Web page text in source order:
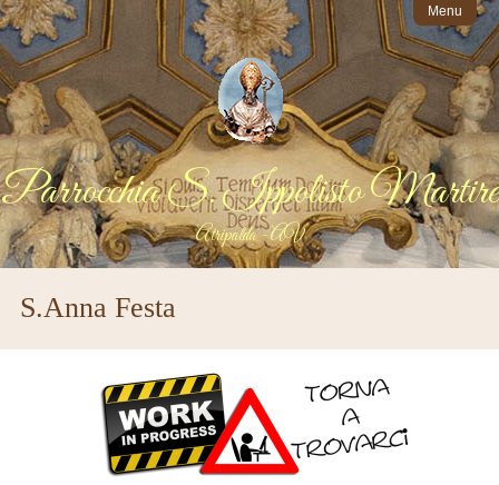
Menu
Parrocchia S. Ippolisto Martire
Atripalda - AV
S.Anna Festa